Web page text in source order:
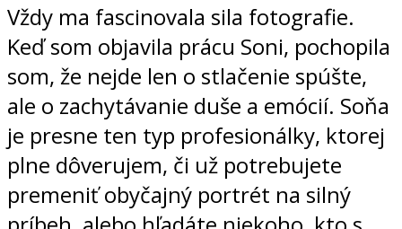
Vždy ma fascinovala sila fotografie.
Keď som objavila prácu Soni, pochopila
som, že nejde len o stlačenie spúšte,
ale o zachytávanie duše a emócií. Soňa
je presne ten typ profesionálky, ktorej
plne dôverujem, či už potrebujete
premeniť obyčajný portrét na silný